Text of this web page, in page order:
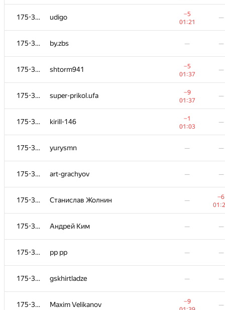
175-364 udigo
−5
01:21
—
175-364 by.zbs — —
175-364 shtorm941
−5
01:37
—
175-364 super-prikol.ufa
−9
01:37
—
175-364 kirill-146
−1
01:03
—
175-364 yurysmn — —
175-364 art-grachyov — —
175-364 Станислав Жолнин —
−6
175-364 Андрей Ким — —
175-364 pp pp — —
175-364 gskhirtladze — —
175-364 Maxim Velikanov
−9
—
/1090 19/
MagAlex
JackieWilshere —